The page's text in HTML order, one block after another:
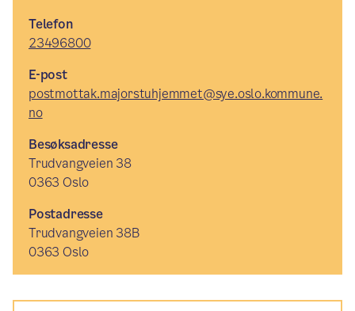
Telefon
23496800
E-post
postmottak.majorstuhjemmet@sye.oslo.kommune.
no
Besøksadresse
Trudvangveien 38
0363 Oslo
Postadresse
Trudvangveien 38B
0363 Oslo